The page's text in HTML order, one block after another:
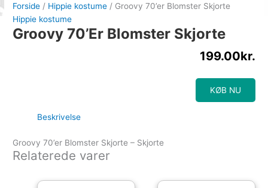
Forside / Hippie kostume / Groovy 70’er Blomster Skjorte
Hippie kostume
Groovy 70’er Blomster Skjorte
199.00kr.
KØB NU
Beskrivelse
Groovy 70’er Blomster Skjorte – Skjorte
Relaterede varer